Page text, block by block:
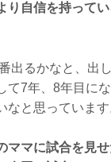
り自信を持って
出るかなと、出
て7年、8年目に
と思っています
ママに試合を見